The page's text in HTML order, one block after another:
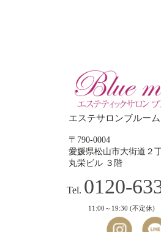
エステサロンブルー
〒790-0004
愛媛県松山市大街道２
丸栄ビル ３階
Tel. 0120-
11:00～19:30 (不定休)